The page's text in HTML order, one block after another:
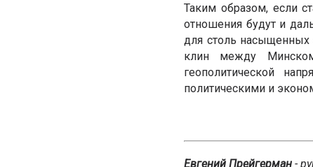
Таким образом, если
отношения будут и
для столь насыщенных
клин между
геополитической
политическими и
Евгений Прейгерман -